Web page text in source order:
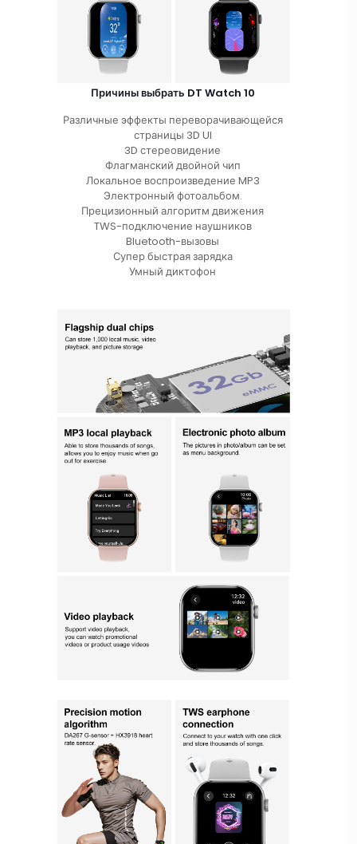
Причины выбрать DT Watch 10
Различные эффекты переворачивающейся
страницы 3D Ul
3D стереовидение
Флагманский двойной чип
Локальное воспроизведение MP3
Электронный фотоальбом.
Прецизионный алгоритм движения
TWS-подключение наушников
Bluetooth-вызовы
Супер быстрая зарядка
Умный диктофон